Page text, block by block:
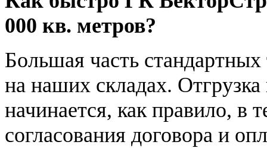
000 кв. метров?
Большая часть
на наших складах.
начинается, как правило, в
согласования договора и